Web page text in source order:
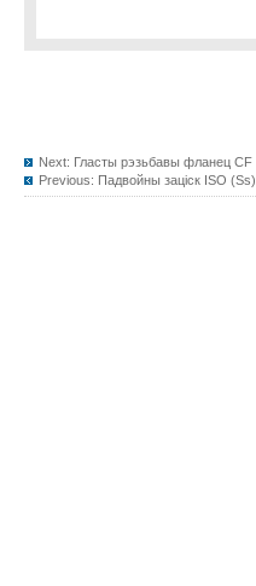
Next: Гласты рэзьбавы фланец CF
Previous: Падвойны заціск ISO (Ss)